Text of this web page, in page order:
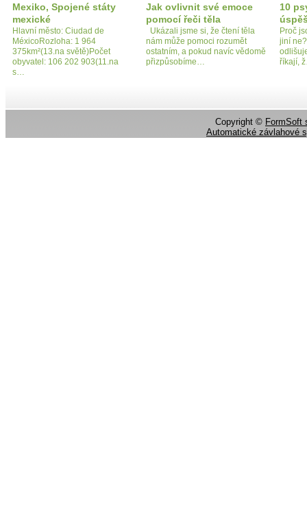
Mexiko, Spojené státy
mexické
Hlavní město: Ciudad de
MéxicoRozloha: 1 964
375km²(13.na světě)Počet
obyvatel: 106 202 903(11.na
s…
Jak ovlivnit své emoce
pomocí řeči těla
Ukázali jsme si, že čtení těla
nám může pomoci rozumět
ostatním, a pokud navíc vědomě
přizpůsobíme…
10
Proč
jiní
říkají,
Copyright © FormSoft
Automatické závlahové